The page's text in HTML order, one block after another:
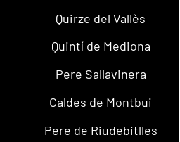
Quirze del Vallès
Quintí de Mediona
Pere Sallavinera
Caldes de Montbui
Pere de Riudebitlles